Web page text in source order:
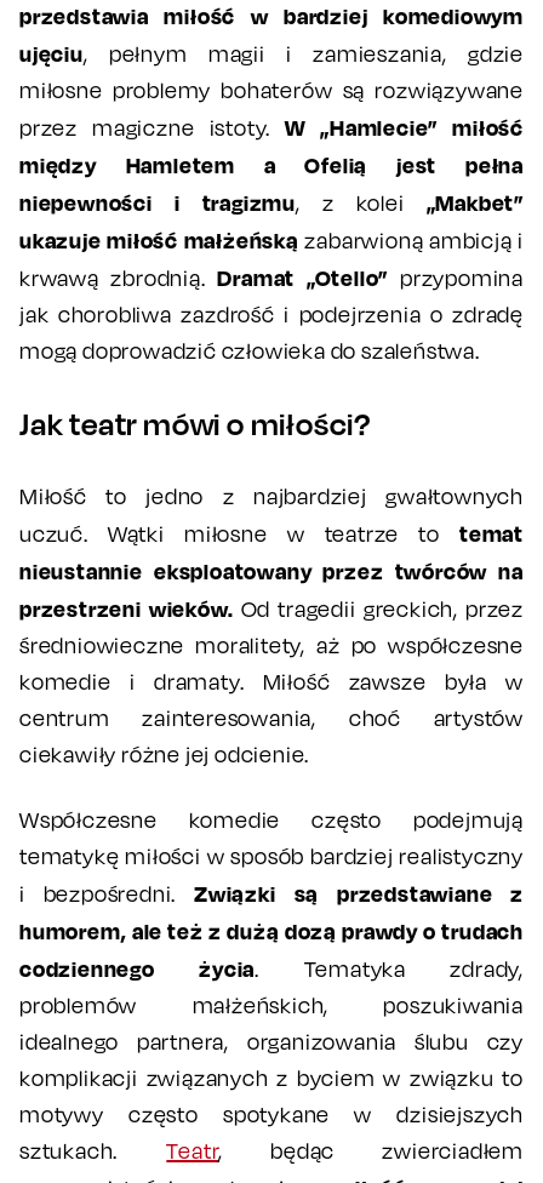
przedstawia miłość w bardziej komediowym
ujęciu, pełnym magii i zamieszania, gdzie
miłosne problemy bohaterów są rozwiązywane
przez magiczne istoty.W „Hamlecie” miłość
między Hamletem a Ofelią jest pełna
niepewności i tragizmu, z kolei „Makbet”
ukazuje miłość małżeńską zabarwioną ambicją i
krwawą zbrodnią.Dramat „Otello” przypomina
jak chorobliwa zazdrość i podejrzenia o zdradę
mogą doprowadzić człowieka do szaleństwa.
Jak teatr mówi o miłości?
Miłość to jedno z najbardziej gwałtownych
uczuć. Wątki miłosne w teatrze to temat
nieustannie eksploatowany przez twórców na
przestrzeni wieków. Od tragedii greckich, przez
średniowieczne moralitety, aż po współczesne
komedie i dramaty. Miłość zawsze była w
centrum zainteresowania, choć artystów
ciekawiły różne jej odcienie.
Współczesne komedie często podejmują
tematykę miłości w sposób bardziej realistyczny
i bezpośredni.Związki są przedstawiane z
humorem, ale też z dużą dozą prawdy o trudach
codziennego życia. Tematyka zdrady,
problemów małżeńskich, poszukiwania
idealnego partnera, organizowania ślubu czy
komplikacji związanych z byciem w związku to
motywy często spotykane w dzisiejszych
sztukach.Teatr, będąc zwierciadłem